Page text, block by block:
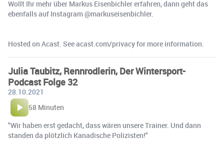
Wollt Ihr mehr über Markus Eisenbichler erfahren, dann geht das
ebenfalls auf Instagram @markuseisenbichler.
Hosted on Acast. See acast.com/privacy for more information.
Julia Taubitz, Rennrodlerin, Der Wintersport-
Podcast Folge 32
28.10.2021
58 Minuten
"Wir haben erst gedacht, dass wären unsere Trainer. Und dann
standen da plötzlich Kanadische Polizisten!"